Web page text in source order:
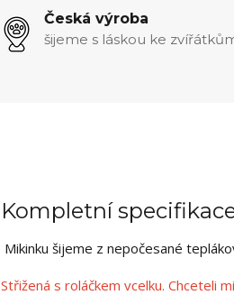
Česká výroba
šijeme s láskou ke
Kompletní
Mikinku šijeme z nepočesané
Střižená s roláčkem vcelku. Chceteli